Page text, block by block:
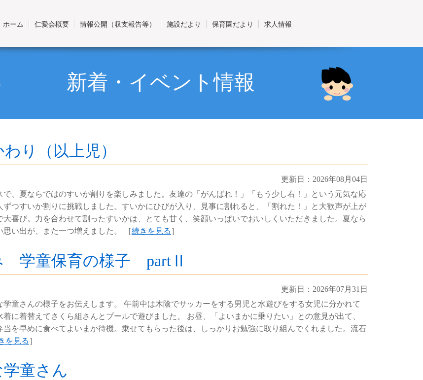
ホーム 仁愛会概要 情報公開（収支報告等） 施設だより 保育園だより 求人情報
新着・イベント情報
り（以上児）
更新日：2026年08月04日
で、夏ならではのすいか割りを楽しみました。友達の「がんばれ！」「もう少し右！」という元気な応
ずつすいか割りに挑戦しました。すいかにひびが入り、見事に割れると、「割れた！」と大歓声が上が
大喜び。力を合わせて割ったすいかは、とても甘く、笑顔いっぱいでおいしくいただきました。夏なら
思い出が、また一つ増えました。 ［続きを見る ］
学童保育の様子 partⅡ
更新日：2026年07月31日
学童さんの様子をお伝えします。 午前中は木陰でサッカーをする男児と水遊びをする女児に分かれて
着に着替えてさくら組さんとプールで遊びました。 お昼、「よいまかに乗りたい」との意見が出て、
当を早めに食べてよいまか待機。乗せてもらった後は、しっかりお勉強に取り組んでくれました。流石
を見る ］
童さん